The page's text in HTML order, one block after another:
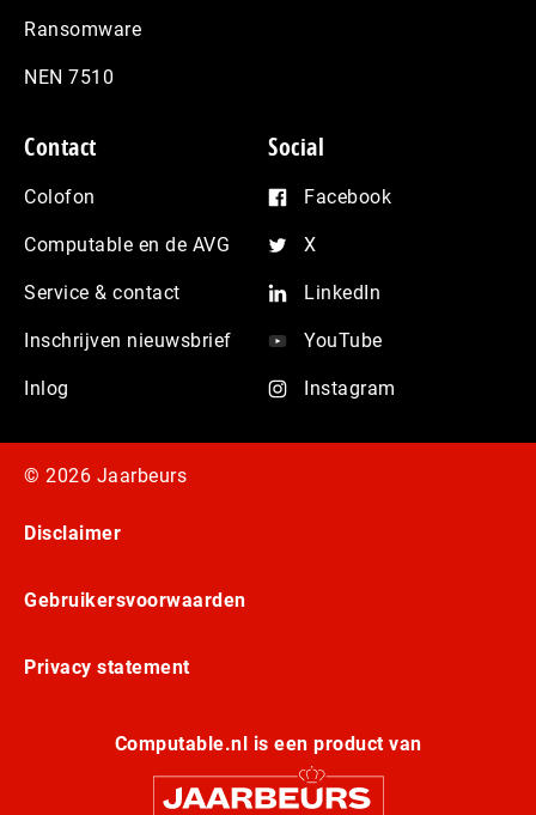
Ransomware
NEN 7510
Contact
Colofon
Computable en de AVG
Service & contact
Inschrijven nieuwsbrief
Inlog
Social
Facebook
X
LinkedIn
YouTube
Instagram
© 2026 Jaarbeurs
Disclaimer
Gebruikersvoorwaarden
Privacy statement
Computable.nl is een product van